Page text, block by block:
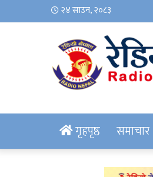
२४ साउन, २०८३
गृहपृष्ठ समाचार